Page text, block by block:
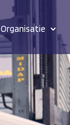
Organisatie